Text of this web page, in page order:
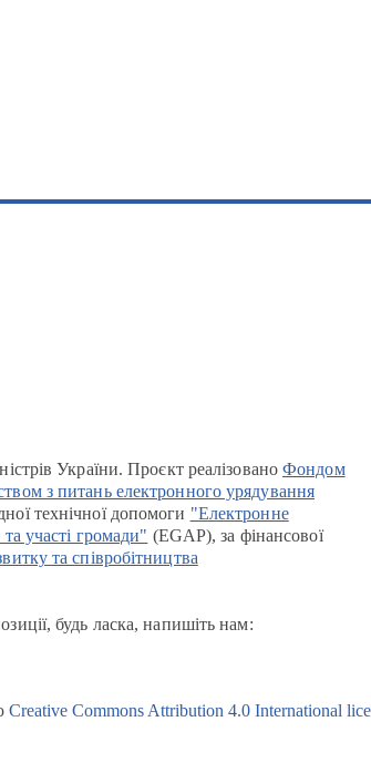
України. Проєкт реалізованоФондом
з питань електронного урядування
технічної допомоги "Електронне
та участі громади" (EGAP), за фінансової
та співробітництва
будь ласка, напишіть нам:
Creative Commons Attribution 4.0 International